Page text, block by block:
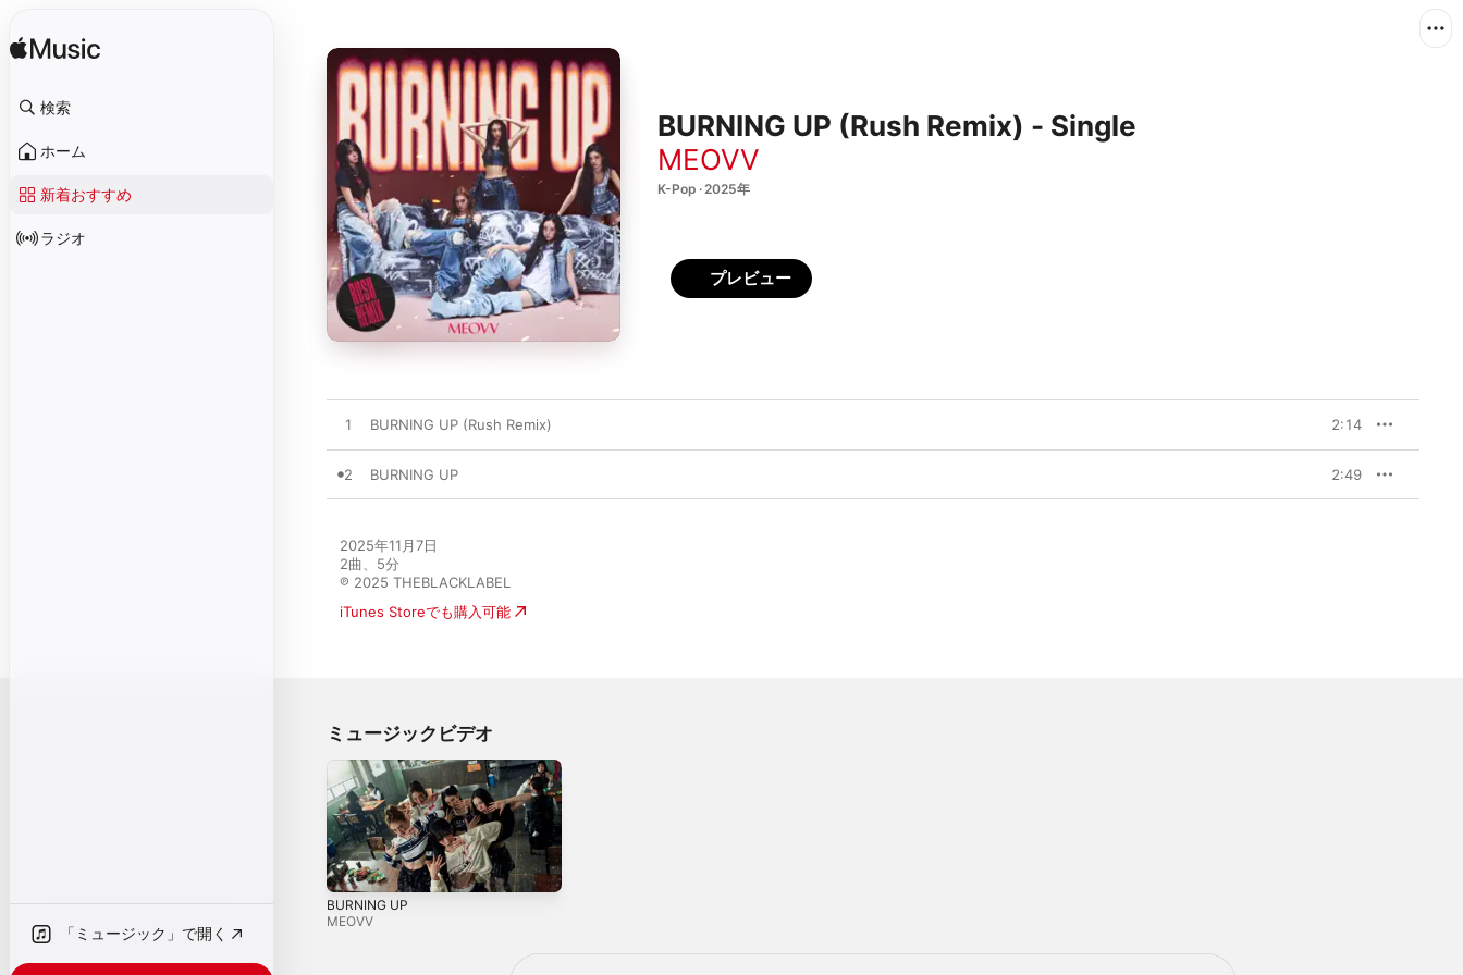
検索
ホーム
新着おすすめ
ラジオ
「ミュージック」で開く
BURNING UP (Rush Remix) - Single
MEOVV
K-Pop · 2025年
プレビュー
1 BURNING UP (Rush Remix) 2:14
2 BURNING UP 2:49
2025年11月7日
2曲、5分
℗ 2025 THEBLACKLABEL
iTunes Storeでも購入可能
ミュージックビデオ
BURNING UP
MEOVV